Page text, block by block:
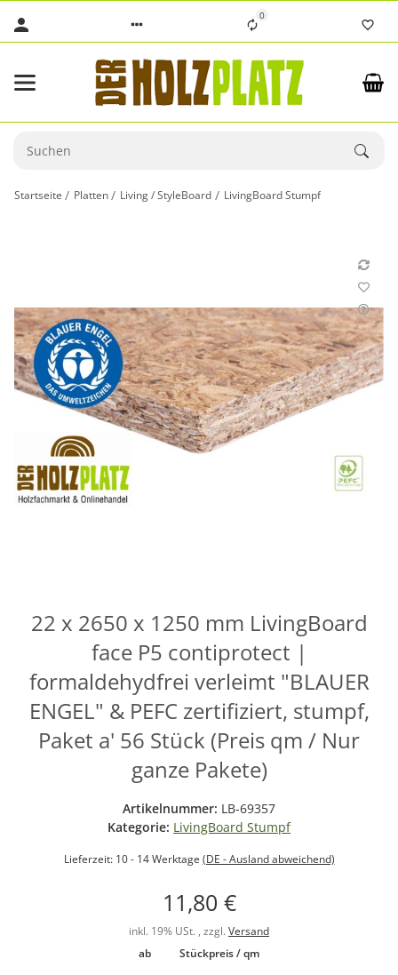
0
Startseite Platten Living / StyleBoard LivingBoard Stumpf
22 x 2650 x 1250 mm LivingBoard
face P5 contiprotect |
formaldehydfrei verleimt "BLAUER
ENGEL" & PEFC zertifiziert, stumpf,
Paket a' 56 Stück (Preis qm / Nur
ganze Pakete)
Artikelnummer: LB-69357
Kategorie: LivingBoard Stumpf
Lieferzeit: 10 - 14 Werktage (DE - Ausland abweichend)
11,80 €
inkl. 19% USt. , zzgl. Versand
ab
Stückpreis / qm